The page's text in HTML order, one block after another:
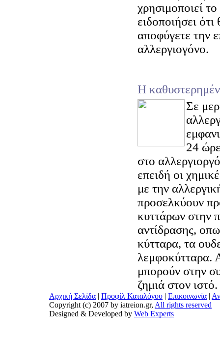
χρησιμοποιεί
ειδοποιήσει
αποφύγετε την
αλλεργιογόνο.
Η
Σε
24
στο
επειδή οι
με την
προσελκύουν
κυττάρων στην
αντίδρασης,
κύτταρα, τα
λεμφοκύτταρα.
μπορούν στην
ζημιά στον ιστό.
Αρχική Σελίδα | Προφίλ Καταλόγου | Επικοινωνία |
Copyright (c) 2007 by iatreion.gr, All rights reserved
Designed & Developed by Web Experts